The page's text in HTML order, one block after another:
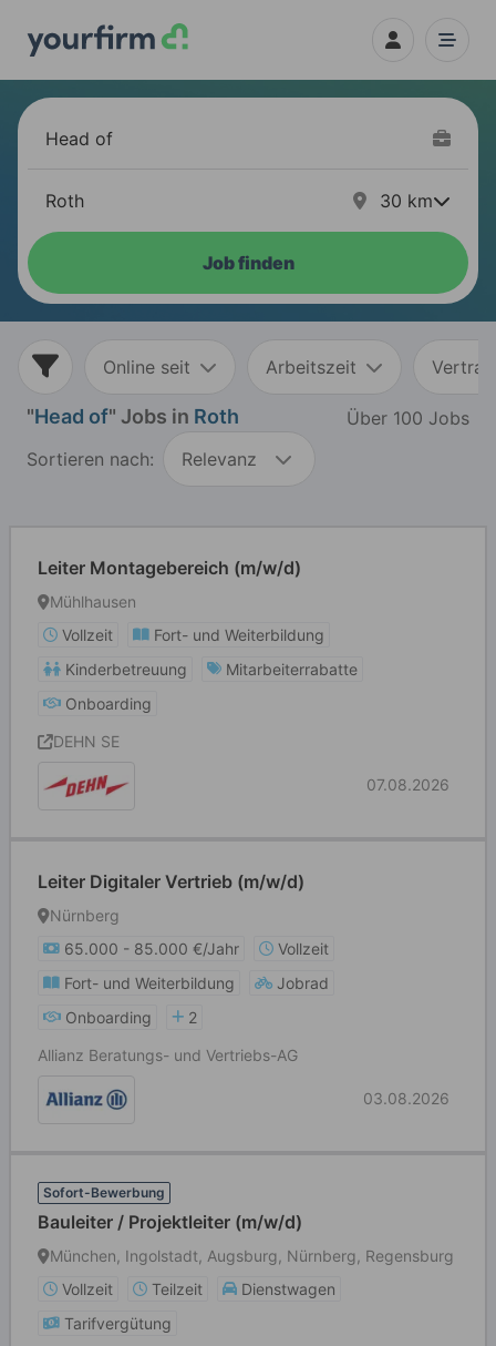
30 km
Job finden
Online seit Arbeitszeit
"Head of" Jobs in Roth
Über 100 Jobs
Sortieren nach:
Relevanz
Leiter Montagebereich (m/w/d)
Mühlhausen
Vollzeit
Fort- und Weiterbildung
Kinderbetreuung
Mitarbeiterrabatte
Onboarding
DEHN SE
07.08.2026
Leiter Digitaler Vertrieb (m/w/d)
Nürnberg
65.000 - 85.000 €/Jahr
Vollzeit
Fort- und Weiterbildung
Jobrad
Onboarding
2
Allianz Beratungs- und Vertriebs-AG
03.08.2026
Sofort-Bewerbung
Bauleiter / Projektleiter (m/w/d)
München, Ingolstadt, Augsburg, Nürnberg, Regensburg
Vollzeit
Teilzeit
Dienstwagen
Tarifvergütung